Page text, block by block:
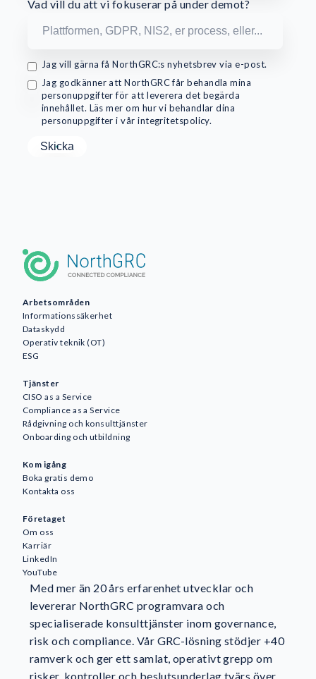
Vad vill du att vi fokuserar på under demot?
Jag vill gärna få NorthGRC:s nyhetsbrev via e-post.
Jag godkänner att NorthGRC får behandla mina
personuppgifter för att leverera det begärda
innehållet. Läs mer om hur vi behandlar dina
personuppgifter i vår integritetspolicy.
Arbetsområden
Informationssäkerhet
Dataskydd
Operativ teknik (OT)
ESG
Tjänster
CISO as a Service
Compliance as a Service
Rådgivning och konsulttjänster
Onboarding och utbildning
Kom igång
Boka gratis demo
Kontakta oss
Företaget
Om oss
Karriär
LinkedIn
YouTube
Med mer än 20 års erfarenhet utvecklar och
levererar NorthGRC programvara och
specialiserade konsulttjänster inom governance,
risk och compliance. Vår GRC-lösning stödjer +40
ramverk och ger ett samlat, operativt grepp om
risker, kontroller och beslutsunderlag tvärs över